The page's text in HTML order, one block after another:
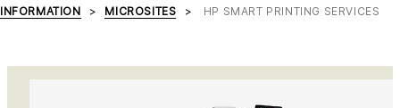
INFORMATION
MICROSITES HP SMART PRINTING SERVICES